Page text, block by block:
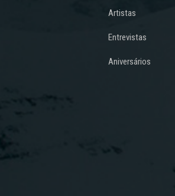
Artistas
Entrevistas
Aniversários